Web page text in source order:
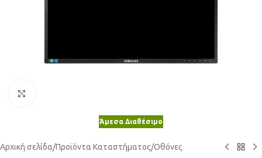
Άμεσα Διαθέσιμο
Αρχική σελίδα/Προϊόντα Καταστήματος/Οθόνες